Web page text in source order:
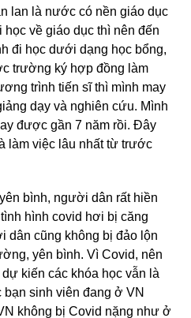
lan là nước có nền giáo dục
về giáo dục thì nên đến
đi học dưới dạng học bổng,
trường ký hợp đồng làm
trình tiến sĩ thì mình may
dạy và nghiên cứu. Mình
được gần 7 năm rồi. Đây
làm việc lâu nhất từ trước
bình, người dân rất hiền
hình covid hơi bị căng
dân cũng không bị đảo lộn
yên bình. Vì Covid, nên
kiến các khóa học vẫn là
sinh viên đang ở VN
không bị Covid nặng như ở